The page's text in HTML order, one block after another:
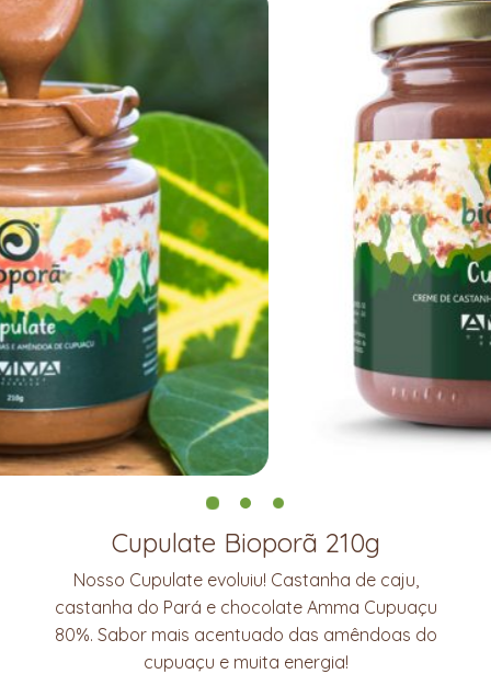
Cupulate Bioporã 210g
Nosso Cupulate evoluiu! Castanha de caju,
castanha do Pará e chocolate Amma Cupuaçu
80%. Sabor mais acentuado das amêndoas do
cupuaçu e muita energia!